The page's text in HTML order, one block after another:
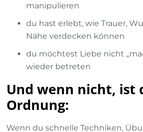
manipulieren
du hast erlebt, wie Trauer,
Nähe verdecken können
du möchtest Liebe nicht
wieder betreten
Und wenn nicht, ist
Ordnung:
Wenn du schnelle Techniken,